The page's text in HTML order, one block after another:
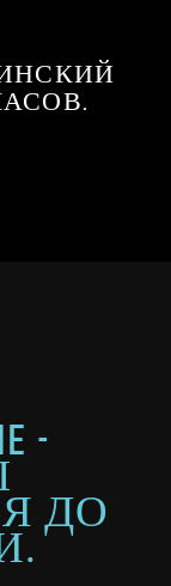
-
ДО